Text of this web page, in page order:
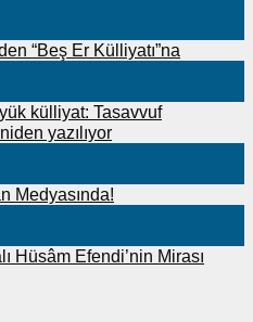
“Beş Er Külliyatı”na
külliyat: Tasavvuf
yazılıyor
Medyasında!
Hüsâm Efendi’nin Mirası